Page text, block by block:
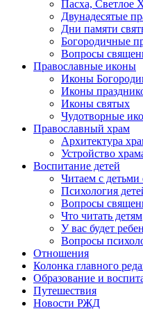
Пасха, Светлое
Двунадесятые
Дни памяти
Богородичные
Вопросы
Православные иконы
Иконы
Иконы
Иконы святых
Чудотворные
Православный храм
Архитектура
Устройство
Воспитание детей
Читаем с детьми
Психология
Вопросы
Что читать детям
У вас будет
Вопросы
Отношения
Колонка главного
Образование и
Путешествия
Новости РЖД